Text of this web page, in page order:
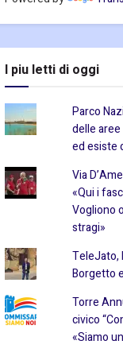
I piu letti di oggi
Parco
delle
ed esiste
Via
«Qui i
Vogliono
stragi»
TeleJato,
Borgetto
Torre
civico
«Siamo